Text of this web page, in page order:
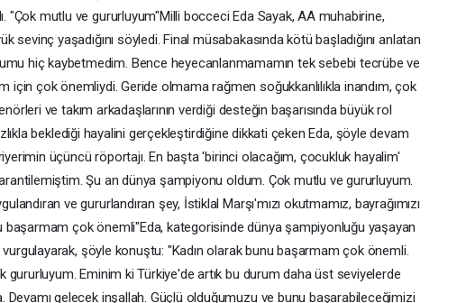
"Çok mutlu ve gururluyum"Milli bocceci Eda Sayak, AA muhabirine,
sevinç yaşadığını söyledi. Final müsabakasında kötü başladığını anlatan
hiç kaybetmedim. Bence heyecanlanmamamın tek sebebi tecrübe ve
çok önemliydi. Geride olmama rağmen soğukkanlılıkla inandım, çok
ve takım arkadaşlarının verdiği desteğin başarısında büyük rol
beklediği hayalini gerçekleştirdiğine dikkati çeken Eda, şöyle devam
üçüncü röportajı. En başta 'birinci olacağım, çocukluk hayalim'
Şu an dünya şampiyonu oldum. Çok mutlu ve gururluyum.
ve gururlandıran şey, İstiklal Marşı'mızı okutmamız, bayrağımızı
başarmam çok önemli"Eda, kategorisinde dünya şampiyonluğu yaşayan
vurgulayarak, şöyle konuştu: "Kadın olarak bunu başarmam çok önemli.
gururluyum. Eminim ki Türkiye'de artık bu durum daha üst seviyelerde
Devamı gelecek inşallah. Güçlü olduğumuzu ve bunu başarabileceğimizi